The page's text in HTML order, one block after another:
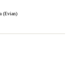
(Evian)